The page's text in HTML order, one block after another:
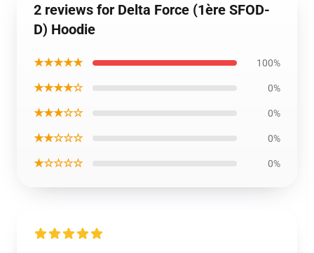
2 reviews for Delta Force (1ère SFOD-
D) Hoodie
★★★★★ 100%
★★★★☆ 0%
★★★☆☆ 0%
★★☆☆☆ 0%
★☆☆☆☆ 0%